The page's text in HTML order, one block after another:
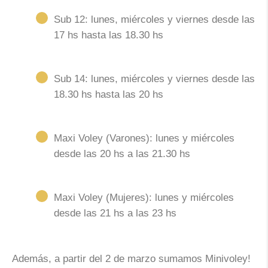
Sub 12: lunes, miércoles y viernes desde las
17 hs hasta las 18.30 hs
Sub 14: lunes, miércoles y viernes desde las
18.30 hs hasta las 20 hs
Maxi Voley (Varones): lunes y miércoles
desde las 20 hs a las 21.30 hs
Maxi Voley (Mujeres): lunes y miércoles
desde las 21 hs a las 23 hs
Además, a partir del 2 de marzo sumamos Minivoley!